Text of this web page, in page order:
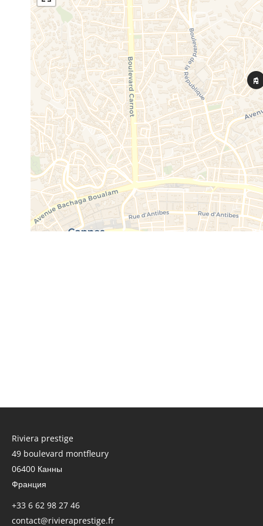
Riviera prestige
49 boulevard montfleury
06400 Канны
Франция
+33 6 62 98 27 46
contact@rivieraprestige.fr